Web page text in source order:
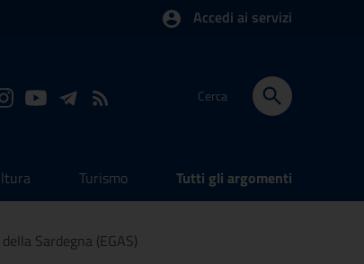
Accedi ai servizi
Cerca
Turismo Tutti gli argomenti
Sardegna (EGAS)